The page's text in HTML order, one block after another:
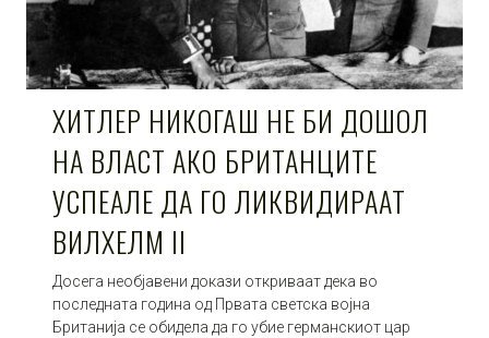
ХИТЛЕР НИКОГАШ НЕ БИ ДОШОЛ
НА ВЛАСТ АКО БРИТАНЦИТЕ
УСПЕАЛЕ ДА ГО ЛИКВИДИРААТ
ВИЛХЕЛМ II
Досега необјавени докази откриваат дека во
последната година од Првата светска војна
Британија се обидела да го убие германскиот цар